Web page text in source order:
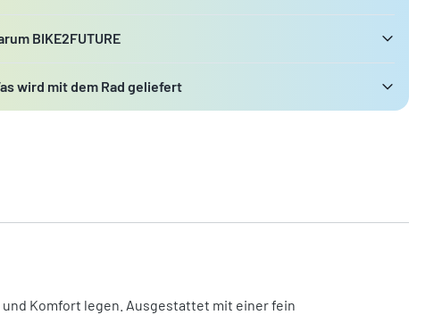
BIKE2FUTURE
wird mit dem Rad geliefert
und Komfort legen. Ausgestattet mit einer fein